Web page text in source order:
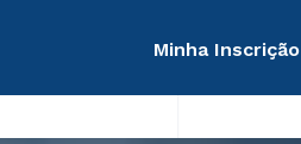
Minha Inscrição